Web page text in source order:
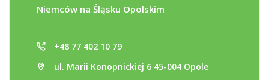
Niemców na Śląsku Opolskim
+48 77 402 10 79
ul. Marii Konopnickiej 6 45-004 Opole